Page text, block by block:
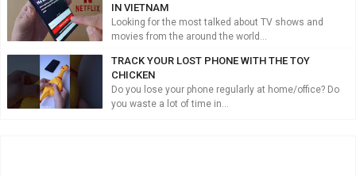
IN VIETNAM
Looking for the most talked about TV shows and
movies from the around the world...
TRACK YOUR LOST PHONE WITH THE TOY
CHICKEN
Do you lose your phone regularly at home/office? Do
you waste a lot of time in...